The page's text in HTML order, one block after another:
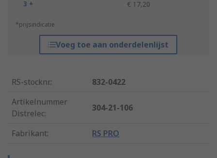
3 +
€ 17,20
*prijsindicatie
Voeg toe aan onderdelenlijst
RS-stocknr.:
832-0422
Artikelnummer
Distrelec:
304-21-106
Fabrikant: RS PRO